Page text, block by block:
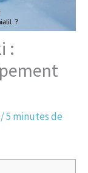
:
/5 minutes de